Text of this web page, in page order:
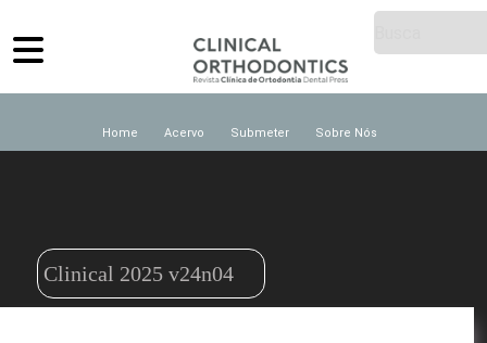
Home Acervo Submeter Sobre Nós
Clinical 2025 v24n04